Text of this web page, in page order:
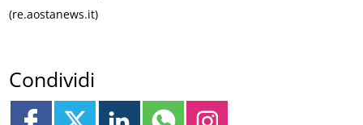
(re.aostanews.it)
Condividi